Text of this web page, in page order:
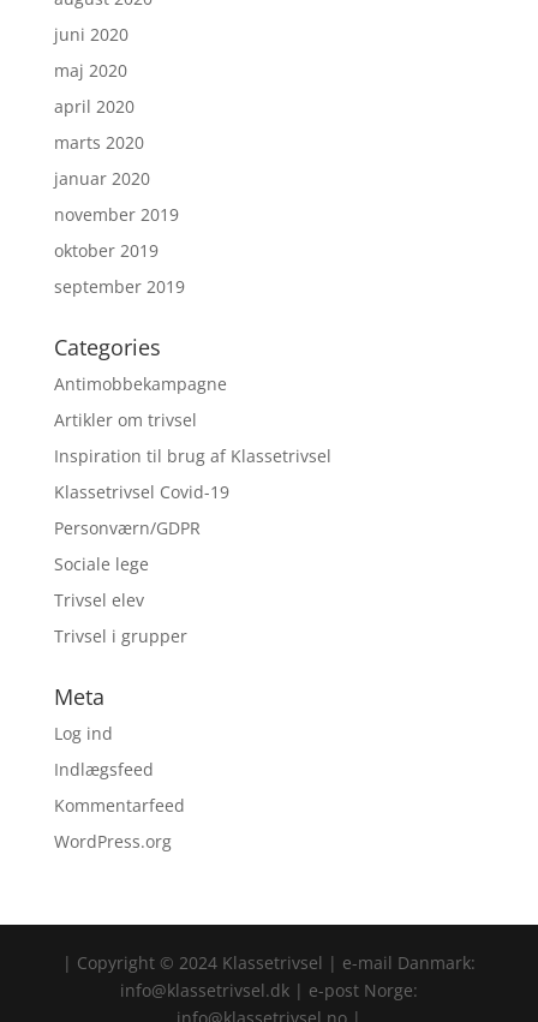
juni 2020
maj 2020
april 2020
marts 2020
januar 2020
november 2019
oktober 2019
september 2019
Categories
Antimobbekampagne
Artikler om trivsel
Inspiration til brug af Klassetrivsel
Klassetrivsel Covid-19
Personværn/GDPR
Sociale lege
Trivsel elev
Trivsel i grupper
Meta
Log ind
Indlægsfeed
Kommentarfeed
WordPress.org
| Copyright © 2024 Klassetrivsel | e-mail Danmark:
info@klassetrivsel.dk | e-post Norge:
info@klassetrivsel.no |